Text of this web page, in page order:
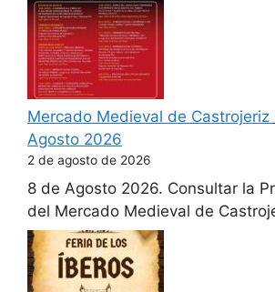
Mercado Medieval de Castrojeriz
Agosto 2026
2 de agosto de 2026
8 de Agosto 2026. Consultar la
del Mercado Medieval de